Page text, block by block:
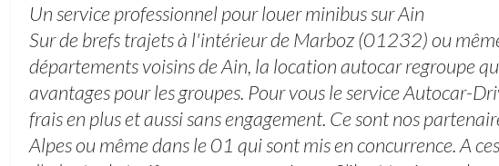
Un service professionnel pour louer minibus sur Ain
Sur de brefs trajets à l'intérieur de Marboz (01232) ou
départements voisins de Ain, la location autocar regroupe
avantages pour les groupes. Pour vous le service Autocar-
frais en plus et aussi sans engagement. Ce sont nos
Alpes ou même dans le 01 qui sont mis en concurrence. A